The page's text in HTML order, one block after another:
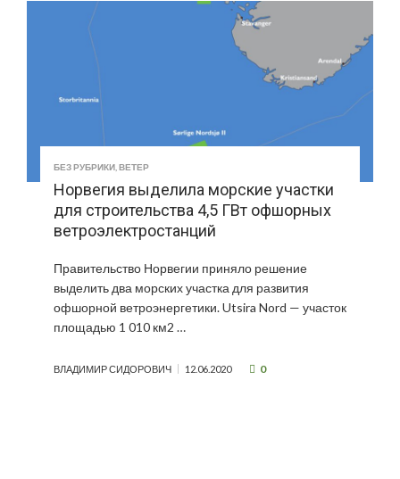
БЕЗ РУБРИКИ ВЕТЕР
Норвегия выделила морские участки
для строительства 4,5 ГВт офшорных
ветроэлектростанций
Правительство Норвегии приняло решение
выделить два морских участка для развития
офшорной ветроэнергетики. Utsira Nord — участок
площадью 1 010 км2 …
ВЛАДИМИР СИДОРОВИЧ 12.06.2020 0